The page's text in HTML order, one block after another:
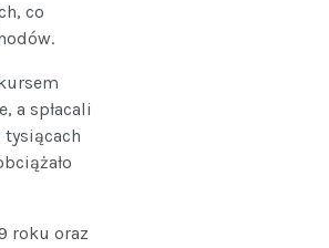
co
a spłacali
tysiącach
roku oraz